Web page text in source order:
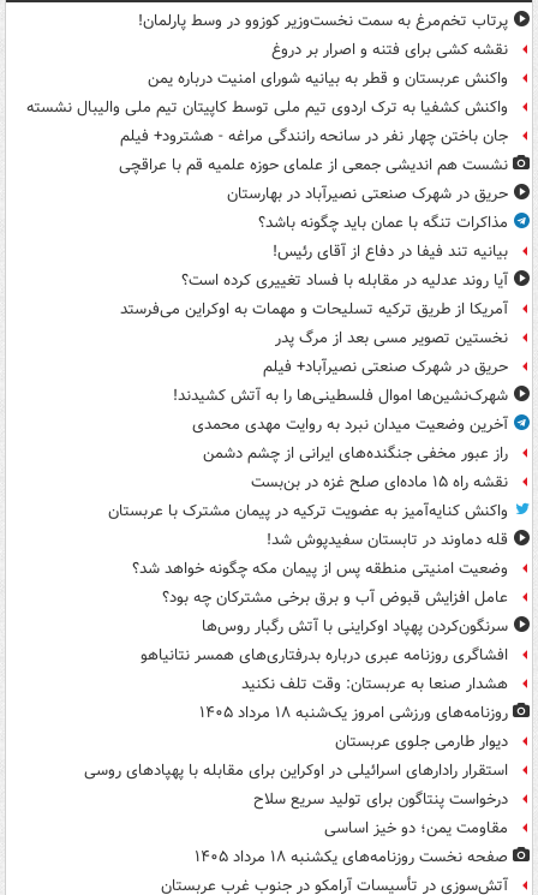
پرتاب تخم‌مرغ به سمت نخست‌وزیر کوزوو در وسط پارلمان!
نقشه کشی برای فتنه و اصرار بر دروغ
واکنش عربستان و قطر به بیانیه شورای امنیت درباره یمن
واکنش کشفیا به ترک اردوی تیم ملی توسط کاپیتان تیم ملی والیبال نشسته
جان باختن چهار نفر در سانحه رانندگی مراغه - هشترود+ فیلم
نشست هم اندیشی جمعی از علمای حوزه علمیه قم با عراقچی
حریق در شهرک صنعتی نصیرآباد در بهارستان
مذاکرات تنگه با عمان باید چگونه باشد؟
بیانیه تند فیفا در دفاع از آقای رئیس!
آیا روند عدلیه در مقابله با فساد تغییری کرده است؟
آمریکا از طریق ترکیه تسلیحات و مهمات به اوکراین می‌فرستد
نخستین تصویر مسی بعد از مرگ پدر
حریق در شهرک صنعتی نصیرآباد+ فیلم
شهرک‌نشین‌ها اموال فلسطینی‌ها را به آتش کشیدند!
آخرین وضعیت میدان نبرد به روایت مهدی محمدی
راز عبور مخفی جنگنده‌های ایرانی از چشم دشمن
نقشه راه ۱۵ ماده‌ای صلح غزه در بن‌بست
واکنش کنایه‌آمیز به عضویت ترکیه در پیمان مشترک با عربستان
قله دماوند در تابستان سفیدپوش شد!
وضعیت امنیتی منطقه پس از پیمان مکه چگونه خواهد شد؟
عامل افزایش قبوض آب و برق برخی مشترکان چه بود؟
سرنگون‌کردن پهپاد اوکراینی با آتش رگبار روس‌ها
افشاگری روزنامه عبری درباره بدرفتاری‌های همسر نتانیاهو
هشدار صنعا به عربستان: وقت تلف نکنید
روزنامه‌های ورزشی امروز یک‌شنبه ۱۸ مرداد ۱۴۰۵
دیوار طارمی جلوی عربستان
استقرار رادارهای اسرائیلی در اوکراین برای مقابله با پهپادهای روسی
درخواست پنتاگون برای تولید سریع سلاح
مقاومت یمن؛ دو خیز اساسی
صفحه نخست روزنامه‌های یکشنبه ۱۸ مرداد ۱۴۰۵
آتش‌سوزی در تأسیسات آرامکو در جنوب غرب عربستان